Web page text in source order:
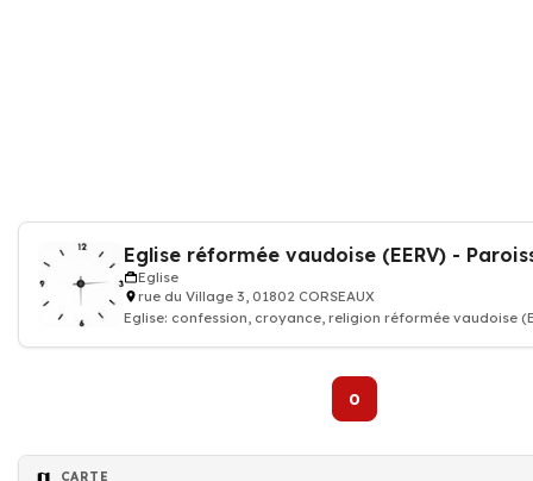
Eglise
rue du Village 3, 01802 CORSEAUX
Eglise: confession, croyance, religion réformée vaudoise
0
CARTE